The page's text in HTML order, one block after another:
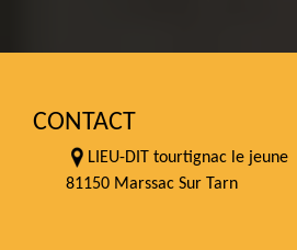
CONTACT
LIEU-DIT tourtignac le jeune
81150 Marssac Sur Tarn